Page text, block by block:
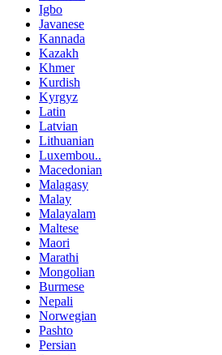
Igbo
Javanese
Kannada
Kazakh
Khmer
Kurdish
Kyrgyz
Latin
Latvian
Lithuanian
Luxembou..
Macedonian
Malagasy
Malay
Malayalam
Maltese
Maori
Marathi
Mongolian
Burmese
Nepali
Norwegian
Pashto
Persian